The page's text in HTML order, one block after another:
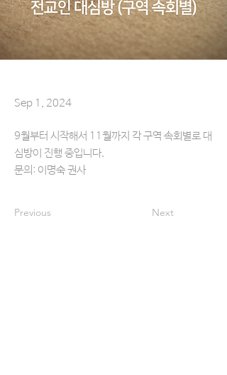
Sep 1, 2024
9월부터 시작해서 11월까지 각 구역 속회별로 대
심방이 진행 중입니다.
문의: 이명숙 권사
Previous Next